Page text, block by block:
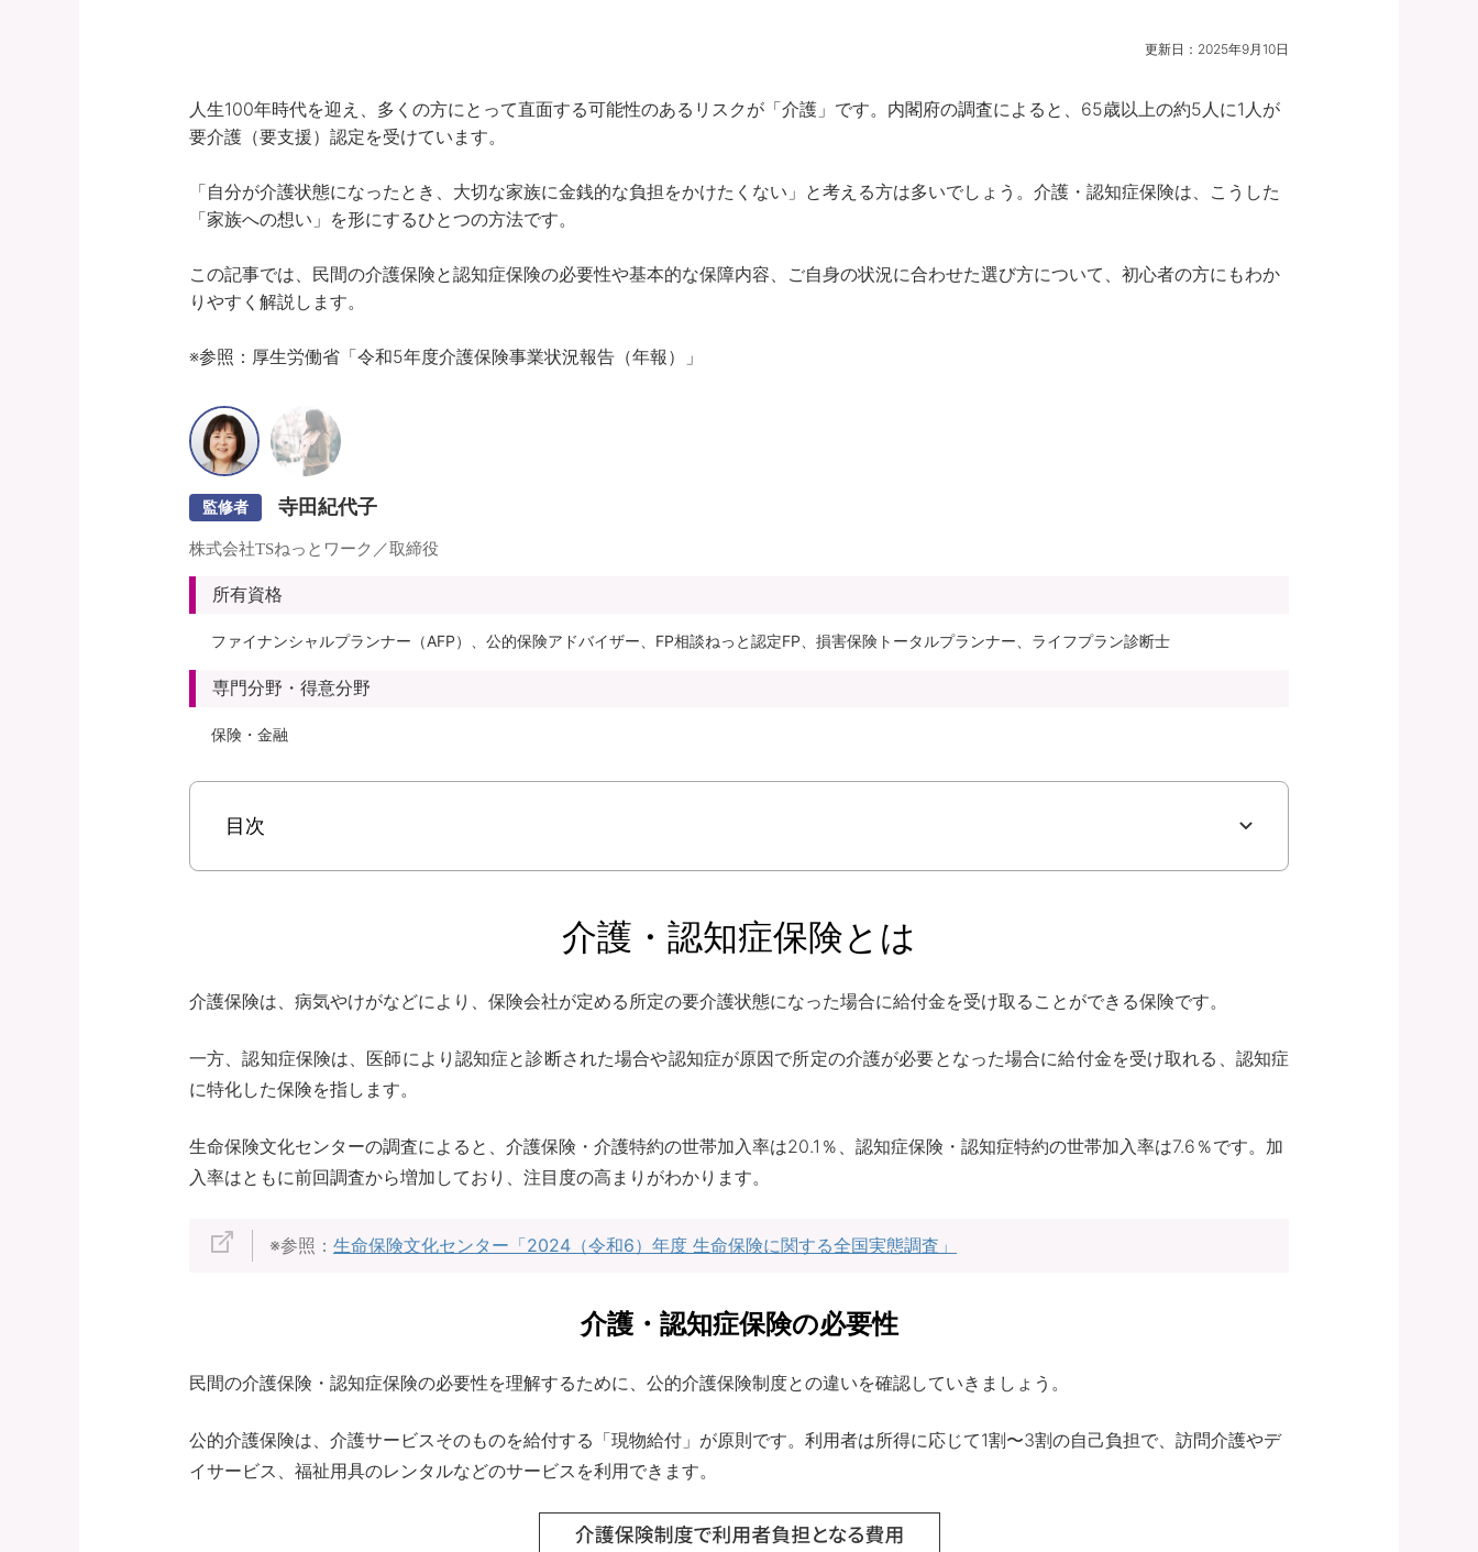
更新日： 2025年9月10日
人生100年時代を迎え、多くの方にとって直面する可能性のあるリスクが「介護」です。内閣府の調査によると、65歳以上の約5人に1人が
要介護（要支援）認定を受けています。
「自分が介護状態になったとき、大切な家族に金銭的な負担をかけたくない」と考える方は多いでしょう。介護・認知症保険は、こうした
「家族への想い」を形にするひとつの方法です。
この記事では、民間の介護保険と認知症保険の必要性や基本的な保障内容、ご自身の状況に合わせた選び方について、初心者の方にもわか
りやすく解説します。
※参照：厚生労働省「令和5年度介護保険事業状況報告（年報）」
監修者 寺田紀代子
株式会社TSねっとワーク／取締役
所有資格
ファイナンシャルプランナー（AFP）、公的保険アドバイザー、FP相談ねっと認定FP、損害保険トータルプランナー、ライフプラン診断士
専門分野・得意分野
保険・金融
目次
介護・認知症保険とは
介護保険は、病気やけがなどにより、保険会社が定める所定の要介護状態になった場合に給付金を受け取ることができる保険です。
一方、認知症保険は、医師により認知症と診断された場合や認知症が原因で所定の介護が必要となった場合に給付金を受け取れる、認知症
に特化した保険を指します。
生命保険文化センターの調査によると、介護保険・介護特約の世帯加入率は20.1％、認知症保険・認知症特約の世帯加入率は7.6％です。加
入率はともに前回調査から増加しており、注目度の高まりがわかります。
※参照： 生命保険文化センター「2024（令和6）年度 生命保険に関する全国実態調査」
介護・認知症保険の必要性
民間の介護保険・認知症保険の必要性を理解するために、公的介護保険制度との違いを確認していきましょう。
公的介護保険は、介護サービスそのものを給付する「現物給付」が原則です。利用者は所得に応じて1割〜3割の自己負担で、訪問介護やデ
イサービス、福祉用具のレンタルなどのサービスを利用できます。